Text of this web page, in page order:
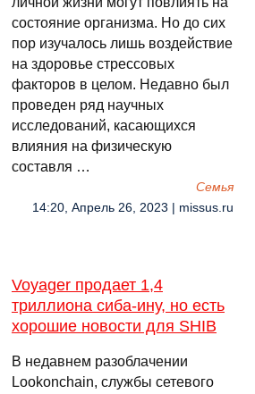
состояние организма. Но до сих
пор изучалось лишь воздействие
на здоровье стрессовых
факторов в целом. Недавно был
проведен ряд научных
исследований, касающихся
влияния на физическую
составля …
Семья
14:20, Апрель 26, 2023 | missus.ru
Voyager продает 1,4
триллиона сиба-ину, но есть
хорошие новости для SHIB
В недавнем разоблачении
Lookonchain, службы сетевого